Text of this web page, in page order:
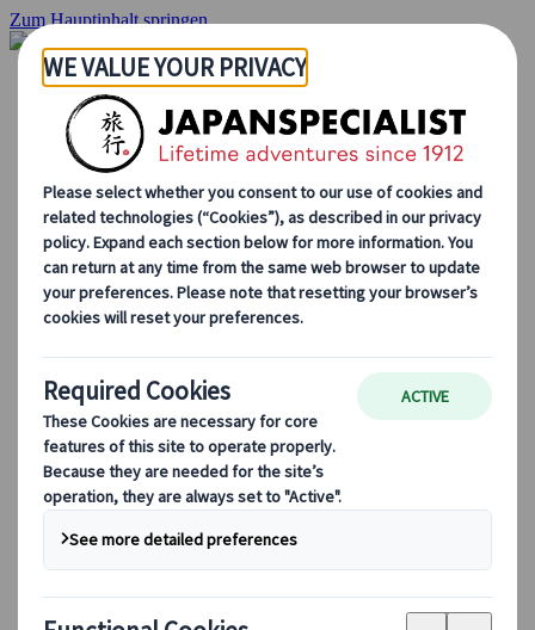
Zum Hauptinhalt springen
Startseite
Rundreisen
Individuelle Reisen
Gruppenreisen
Selbstfahrerreisen
Ausflüge
Maßgeschneiderte Gruppenreisen
Japan Rail Pass
Wie wir arbeiten
Über uns
Treffen Sie unser Team
Werden Sie Teil unseres Teams
Saisonale Reisetipps
Highlights des Reiseziels
Kulturelle Einblicke
Kulinarische Erlebnisse
Entdecke Japan mit dem Zug
Häufig gestellte Fragen
Wichtige Informationen
Etikette in Japan
Autofahren in Japan
Bei uns buchen
Japan Rail Pass
Unterkunft
Online-Beratung